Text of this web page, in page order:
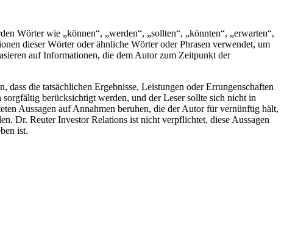
Wörter wie „können“, „werden“, „sollten“, „könnten“, „erwarten“,
dieser Wörter oder ähnliche Wörter oder Phrasen verwendet, um
auf Informationen, die dem Autor zum Zeitpunkt der
die tatsächlichen Ergebnisse, Leistungen oder Errungenschaften
berücksichtigt werden, und der Leser sollte sich nicht in
Aussagen auf Annahmen beruhen, die der Autor für vernünftig hält,
Dr. Reuter Investor Relations ist nicht verpflichtet, diese Aussagen
ist.